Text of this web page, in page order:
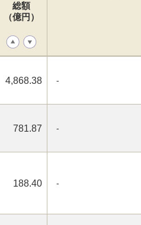
総額
（億円）
4,868.38 -
781.87 -
188.40 -